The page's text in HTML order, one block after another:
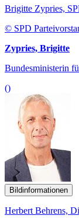
Brigitte Zypries,
© SPD
Zypries, Brigitte
Bundesministerin
()
Bildinformationen
Herbert Behrens,